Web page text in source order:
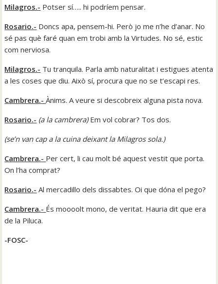
Milagros.- Potser sí….. hi podríem pensar.
Rosario.- Doncs apa, pensem-hi. Però jo me n’he d’anar. No
sé pas què faré quan em trobi amb la Virtudes. No sé, estic
com nerviosa.
Milagros.- Tu tranquila. Parla amb naturalitat i estigues atenta
a les coses que diu. Això sí, procura que no se t’escapi res.
Cambrera.-Ànims. A veure si descobreix alguna pista nova.
Rosario.- (a la cambrera)Em vol cobrar? Tos dos.
(se’n van cap a la cuina deixant la Milagros sola.)
Cambrera.- Per cert, li cau molt bé aquest vestit que porta.
On l’ha comprat?
Rosario.- Al mercadillo dels dissabtes. Oi que dóna el pego?
Cambrera.- És moooolt mono, de veritat. Hauria dit que era
de la Piluca.
-FOSC-